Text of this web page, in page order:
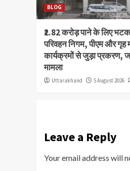
BLOG
₹2.82 करोड़ पाने के लिए भटक
परिवहन निगम, पीएम और गृह
कार्यक्रमों से जुड़ा प्रकरण,
मामला
Uttarakhand 5 August 2026
Leave a Reply
Your email address will